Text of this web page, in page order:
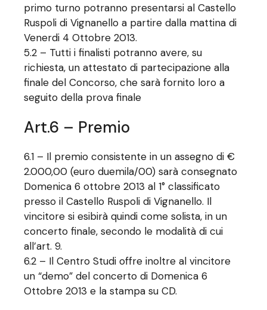
primo turno potranno presentarsi al Castello
Ruspoli di Vignanello a partire dalla mattina di
Venerdi 4 Ottobre 2013.
5.2 – Tutti i finalisti potranno avere, su
richiesta, un attestato di partecipazione alla
finale del Concorso, che sarà fornito loro a
seguito della prova finale
Art.6 – Premio
6.1 – Il premio consistente in un assegno di €
2.000,00 (euro duemila/00) sarà consegnato
Domenica 6 ottobre 2013 al 1° classificato
presso il Castello Ruspoli di Vignanello. Il
vincitore si esibirà quindi come solista, in un
concerto finale, secondo le modalità di cui
all’art. 9.
6.2 – Il Centro Studi offre inoltre al vincitore
un “demo” del concerto di Domenica 6
Ottobre 2013 e la stampa su CD.